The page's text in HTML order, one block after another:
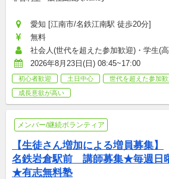
愛知 [江南市/名鉄江南駅 徒歩20分]
無料
社会人(世代を超えた参加歓迎)・学生(
2026年8月23日(日) 08:45~17:00
初心者歓迎 土日中心 世代を超えた参加歓
成長意欲が高い
メンバー/継続ボランティア
【生徒さん増加による増員募集】
名鉄岩倉駅前　講師募集★毎週日
★有志無料塾